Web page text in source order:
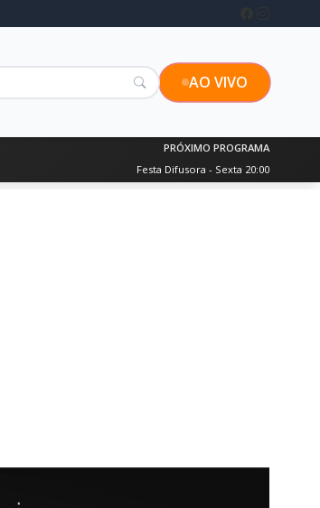
AO VIVO
PRÓXIMO PROGRAMA
Festa Difusora - Sexta 20:00